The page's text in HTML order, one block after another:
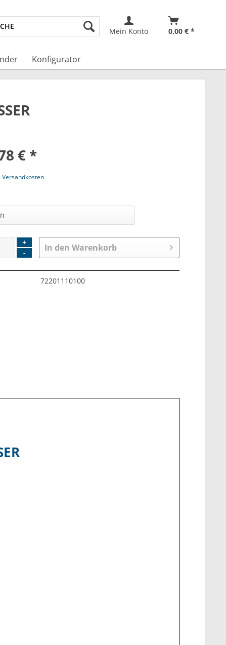
Mein Konto 0,00 € *
Konfigurator
€ *
Versandkosten
+
-
In den Warenkorb
72201110100